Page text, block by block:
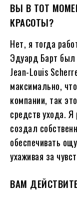
ВЫ В ТОТ
КРАСОТЫ?
Нет, я тогда
Эдуард Барт
Jean-Louis
максимально,
компании, так
средств ухода.
создал
обеспечивать
ухаживая за
ВАМ